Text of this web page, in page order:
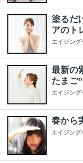
塗るだ
アのト
エイジング
最新の
たまご
エイジング
春から
エイジング